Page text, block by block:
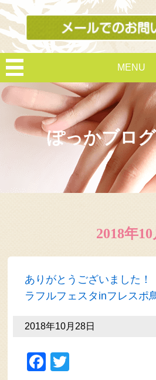
MENU
ぽっかブログ
2018年10
ありがとうございました
ラフルフェスタinフレスポ
2018年10月28日
Facebook